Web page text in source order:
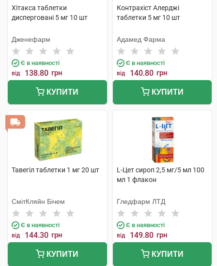
Хітакса таблетки
дисперговані 5 мг 10 шт
Дженефарм
Є в наявності
від 138.80 грн
КУПИТИ
Контрахіст Алерджі
таблетки 5 мг 10 шт
Адамед Фарма
Є в наявності
від 140.80 грн
КУПИТИ
Тавегіл таблетки 1 мг 20 шт
СмітКляйн Бічем
Є в наявності
від 144.30 грн
КУПИТИ
L-Цет сироп 2,5 мг/5 мл 100
мл 1 флакон
Гледфарм ЛТД
Є в наявності
від 149.80 грн
КУПИТИ